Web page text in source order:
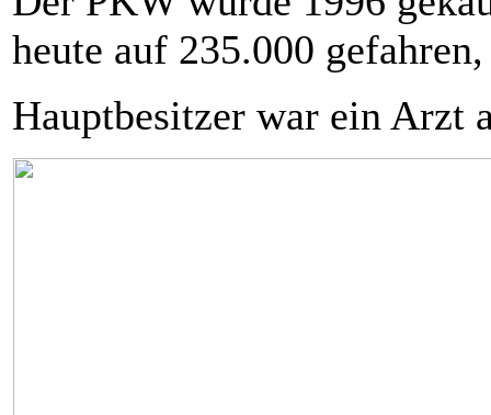
heute auf 235.000
Hauptbesitzer war ein Arzt